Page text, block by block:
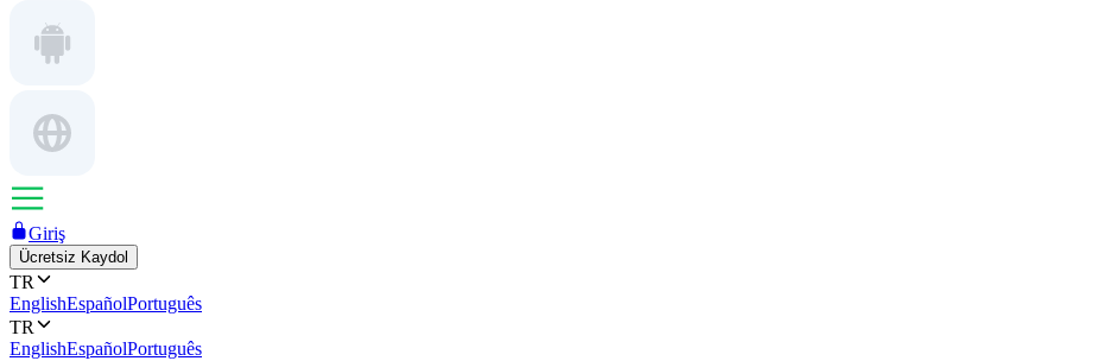
Giriş
Ücretsiz Kaydol
TR
EnglishEspañolPortuguês
TR
EnglishEspañolPortuguês